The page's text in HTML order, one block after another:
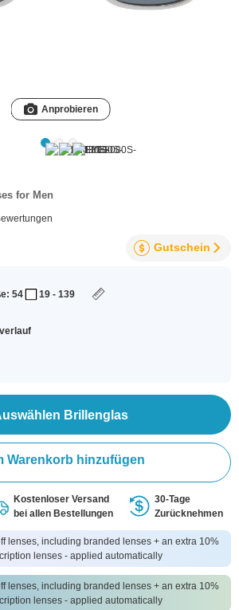
Anprobieren
for Men
Gutschein
54 19 - 139
Brillenglas
Warenkorb hinzufügen
Kostenloser Versand
bei allen Bestellungen
30-Tage
Zurücknehmen
lenses, including branded lenses + an extra 10%
lenses - applied automatically
lenses, including branded lenses + an extra 10%
lenses - applied automatically